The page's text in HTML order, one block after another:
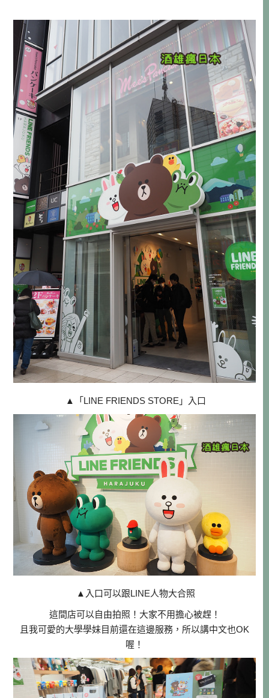
▲ 「LINE FRIENDS STORE」入口
▲ 入口可以跟LINE人物大合照
這間店可以自由拍照！大家不用擔心被趕！
且我可愛的大學學妹目前還在這邊服務，所以講中文也OK
喔！